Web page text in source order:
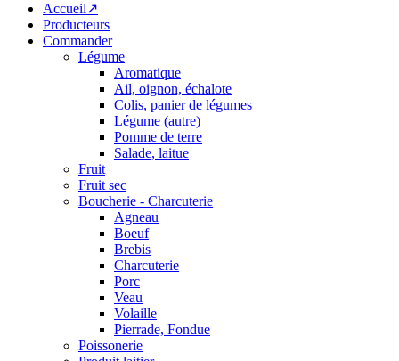
Accueil↗
Producteurs
Commander
Légume
Aromatique
Ail, oignon, échalote
Colis, panier de légumes
Légume (autre)
Pomme de terre
Salade, laitue
Fruit
Fruit sec
Boucherie - Charcuterie
Agneau
Boeuf
Brebis
Charcuterie
Porc
Veau
Volaille
Pierrade, Fondue
Poissonerie